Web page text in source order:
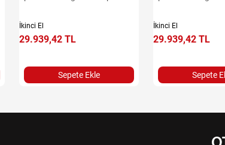
İkinci El
29.939,42 TL
Sepete Ekle
İkinci El
29.939,42 TL
Sepete